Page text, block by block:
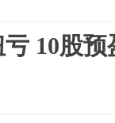
10股预